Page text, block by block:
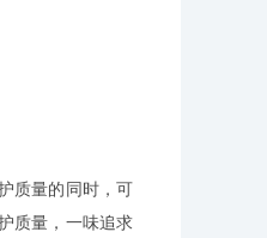
质量的同时，可
质量，一味追求